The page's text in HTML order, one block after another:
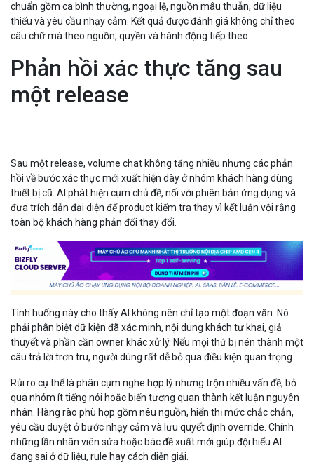
chuẩn gồm ca bình thường, ngoại lệ, nguồn mâu thuẫn, dữ liệu
thiếu và yêu cầu nhạy cảm. Kết quả được đánh giá không chỉ theo
câu chữ mà theo nguồn, quyền và hành động tiếp theo.
Phản hồi xác thực tăng sau
một release
Sau một release, volume chat không tăng nhiều nhưng các phản
hồi về bước xác thực mới xuất hiện dày ở nhóm khách hàng dùng
thiết bị cũ. AI phát hiện cụm chủ đề, nối với phiên bản ứng dụng và
đưa trích dẫn đại diện để product kiểm tra thay vì kết luận vội rằng
toàn bộ khách hàng phản đối thay đổi.
Tình huống này cho thấy AI không nên chỉ tạo một đoạn văn. Nó
phải phân biệt dữ kiện đã xác minh, nội dung khách tự khai, giả
thuyết và phần cần owner khác xử lý. Nếu mọi thứ bị nén thành một
câu trả lời trơn tru, người dùng rất dễ bỏ qua điều kiện quan trọng.
Rủi ro cụ thể là phân cụm nghe hợp lý nhưng trộn nhiều vấn đề, bỏ
qua nhóm ít tiếng nói hoặc biến tương quan thành kết luận nguyên
nhân. Hàng rào phù hợp gồm nêu nguồn, hiển thị mức chắc chắn,
yêu cầu duyệt ở bước nhạy cảm và lưu quyết định override. Chính
những lần nhân viên sửa hoặc bác đề xuất mới giúp đội hiểu AI
đang sai ở dữ liệu, rule hay cách diễn giải.